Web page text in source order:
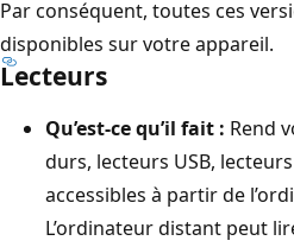
Par conséquent, toutes ces
disponibles sur votre appareil.
Lecteurs
Qu’est-ce qu’il fait : Rend
durs, lecteurs USB,
accessibles à partir de
L’ordinateur distant peut